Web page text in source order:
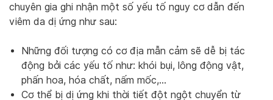
chuyên gia ghi nhận một số yếu tố nguy cơ dẫn đến
viêm da dị ứng như sau:
Những đối tượng có cơ địa mẫn cảm sẽ dễ bị tác
động bởi các yếu tố như: khói bụi, lông động vật,
phấn hoa, hóa chất, nấm mốc,…
Cơ thể bị dị ứng khi thời tiết đột ngột chuyển từ